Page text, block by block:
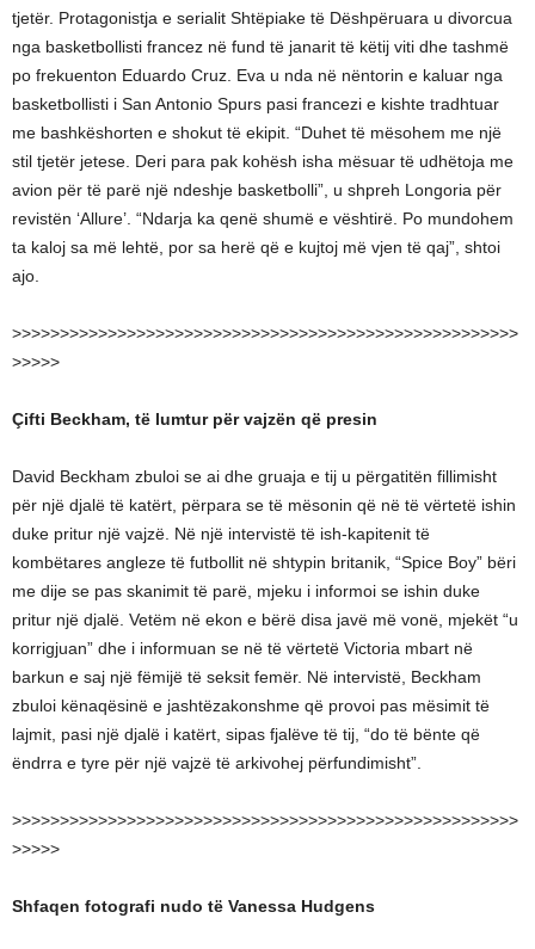
tjetër. Protagonistja e serialit Shtëpiake të Dëshpëruara u divorcua
nga basketbollisti francez në fund të janarit të këtij viti dhe tashmë
po frekuenton Eduardo Cruz. Eva u nda në nëntorin e kaluar nga
basketbollisti i San Antonio Spurs pasi francezi e kishte tradhtuar
me bashkëshorten e shokut të ekipit. “Duhet të mësohem me një
stil tjetër jetese. Deri para pak kohësh isha mësuar të udhëtoja me
avion për të parë një ndeshje basketbolli”, u shpreh Longoria për
revistën ‘Allure’. “Ndarja ka qenë shumë e vështirë. Po mundohem
ta kaloj sa më lehtë, por sa herë që e kujtoj më vjen të qaj”, shtoi
ajo.
>>>>>>>>>>>>>>>>>>>>>>>>>>>>>>>>>>>>>>>>>>>>>>>>>>>>>
>>>>>
Çifti Beckham, të lumtur për vajzën që presin
David Beckham zbuloi se ai dhe gruaja e tij u përgatitën fillimisht
për një djalë të katërt, përpara se të mësonin që në të vërtetë ishin
duke pritur një vajzë. Në një intervistë të ish-kapitenit të
kombëtares angleze të futbollit në shtypin britanik, “Spice Boy” bëri
me dije se pas skanimit të parë, mjeku i informoi se ishin duke
pritur një djalë. Vetëm në ekon e bërë disa javë më vonë, mjekët “u
korrigjuan” dhe i informuan se në të vërtetë Victoria mbart në
barkun e saj një fëmijë të seksit femër. Në intervistë, Beckham
zbuloi kënaqësinë e jashtëzakonshme që provoi pas mësimit të
lajmit, pasi një djalë i katërt, sipas fjalëve të tij, “do të bënte që
ëndrra e tyre për një vajzë të arkivohej përfundimisht”.
>>>>>>>>>>>>>>>>>>>>>>>>>>>>>>>>>>>>>>>>>>>>>>>>>>>>>
>>>>>
Shfaqen fotografi nudo të Vanessa Hudgens